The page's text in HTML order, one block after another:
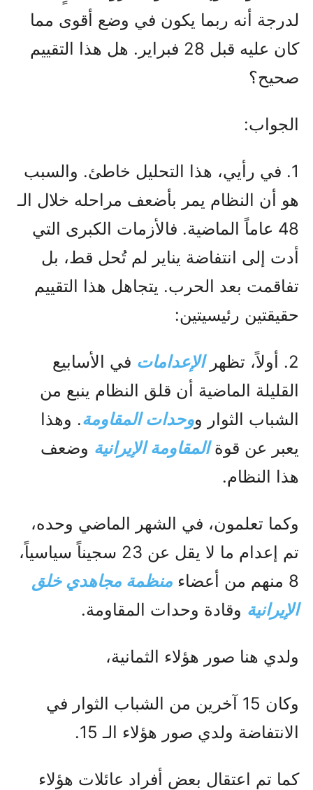
لدرجة أنه ربما يكون في وضع أقوى مما
كان عليه قبل 28 فبراير. هل هذا التقييم
صحيح؟
الجواب:
1. في رأيي، هذا التحليل خاطئ. والسبب
هو أن النظام يمر بأضعف مراحله خلال الـ
48 عاماً الماضية. فالأزمات الكبرى التي
أدت إلى انتفاضة يناير لم تُحل قط، بل
تفاقمت بعد الحرب. يتجاهل هذا التقييم
حقيقتين رئيسيتين:
2. أولاً، تظهر الإعدامات في الأسابيع
القليلة الماضية أن قلق النظام ينبع من
الشباب الثوار ووحدات المقاومة. وهذا
يعبر عن قوةالمقاومة الإيرانية وضعف
هذا النظام.
وكما تعلمون، في الشهر الماضي وحده،
تم إعدام ما لا يقل عن 23 سجيناً سياسياً،
8 منهم من أعضاء
منظمة مجاهدي خلق
الإيرانية وقادة وحدات المقاومة.
ولدي هنا صور هؤلاء الثمانية،
وكان 15 آخرين من الشباب الثوار في
الانتفاضة ولدي صور هؤلاء الـ 15.
كما تم اعتقال بعض أفراد عائلات هؤلاء